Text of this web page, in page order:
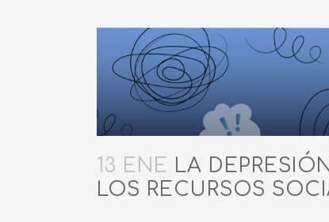
13 ENE LA
LOS RECURSOS